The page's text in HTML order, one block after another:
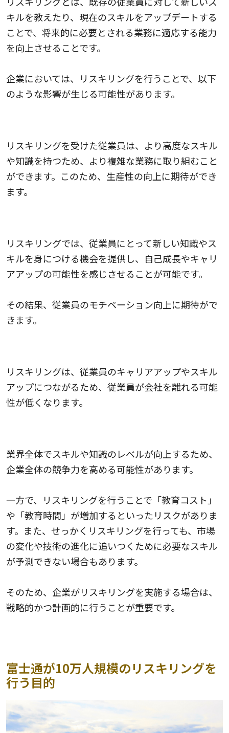
キルを教えたり、現在のスキルをアップデートする
ことで、将来的に必要とされる業務に適応する能力
を向上させることです。
企業においては、リスキリングを行うことで、以下
のような影響が生じる可能性があります。
リスキリングを受けた従業員は、より高度なスキル
や知識を持つため、より複雑な業務に取り組むこと
ができます。このため、生産性の向上に期待ができ
ます。
リスキリングでは、従業員にとって新しい知識やス
キルを身につける機会を提供し、自己成長やキャリ
アアップの可能性を感じさせることが可能です。
その結果、従業員のモチベーション向上に期待がで
きます。
リスキリングは、従業員のキャリアアップやスキル
アップにつながるため、従業員が会社を離れる可能
性が低くなります。
業界全体でスキルや知識のレベルが向上するため、
企業全体の競争力を高める可能性があります。
一方で、リスキリングを行うことで「教育コスト」
や「教育時間」が増加するといったリスクがありま
す。また、せっかくリスキリングを行っても、市場
の変化や技術の進化に追いつくために必要なスキル
が予測できない場合もあります。
そのため、企業がリスキリングを実施する場合は、
戦略的かつ計画的に行うことが重要です。
富士通が10万人規模のリスキリングを
行う目的